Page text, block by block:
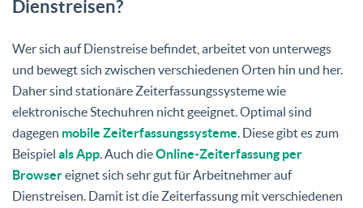
Dienstreisen?
Wer sich auf Dienstreise befindet, arbeitet von unterwegs
und bewegt sich zwischen verschiedenen Orten hin und her.
Daher sind stationäre Zeiterfassungssysteme wie
elektronische Stechuhren nicht geeignet. Optimal sind
dagegen mobile Zeiterfassungssysteme. Diese gibt es zum
Beispiel als App. Auch dieOnline-Zeiterfassung per
Browsereignet sich sehr gut für Arbeitnehmer auf
Dienstreisen. Damit ist die Zeiterfassung mit verschiedenen